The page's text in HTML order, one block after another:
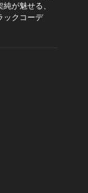
が魅せる、
ックコーデ